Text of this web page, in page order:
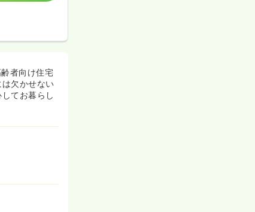
者向け住宅
欠かせない
てお暮らし